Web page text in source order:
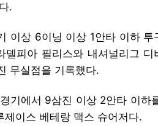
.
이상 6이닝 이상 1안타 이하 투
피아 필리스와 내셔널리그 디
무실점을 기록했다.
기에서 9삼진 이상 2안타 이하
이스 베테랑 맥스 슈어저다.